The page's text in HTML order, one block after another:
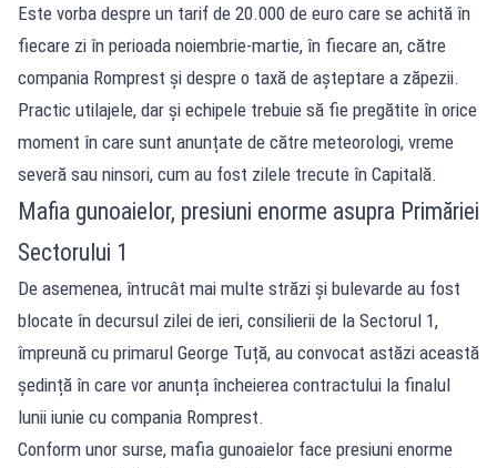
Este vorba despre un tarif de 20.000 de euro care se achită în
fiecare zi în perioada noiembrie-martie, în fiecare an, către
compania Romprest și despre o taxă de așteptare a zăpezii.
Practic utilajele, dar și echipele trebuie să fie pregătite în orice
moment în care sunt anunțate de către meteorologi, vreme
severă sau ninsori, cum au fost zilele trecute în Capitală.
Mafia gunoaielor, presiuni enorme asupra Primăriei
Sectorului 1
De asemenea, întrucât mai multe străzi și bulevarde au fost
blocate în decursul zilei de ieri, consilierii de la Sectorul 1,
împreună cu primarul George Tuță, au convocat astăzi această
ședință în care vor anunța încheierea contractului la finalul
lunii iunie cu compania Romprest.
Conform unor surse, mafia gunoaielor face presiuni enorme